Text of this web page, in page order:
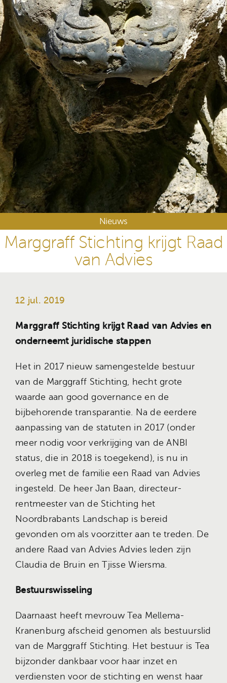
Nieuws
Marggraff Stichting krijgt Raad
van Advies
12 jul. 2019
Marggraff Stichting krijgt Raad van Advies en
onderneemt juridische stappen
Het in 2017 nieuw samengestelde bestuur
van de Marggraff Stichting, hecht grote
waarde aan good governance en de
bijbehorende transparantie. Na de eerdere
aanpassing van de statuten in 2017 (onder
meer nodig voor verkrijging van de ANBI
status, die in 2018 is toegekend), is nu in
overleg met de familie een Raad van Advies
ingesteld. De heer Jan Baan, directeur-
rentmeester van de Stichting het
Noordbrabants Landschap is bereid
gevonden om als voorzitter aan te treden. De
andere Raad van Advies Advies leden zijn
Claudia de Bruin en Tjisse Wiersma.
Bestuurswisseling
Daarnaast heeft mevrouw Tea Mellema-
Kranenburg afscheid genomen als bestuurslid
van de Marggraff Stichting. Het bestuur is Tea
bijzonder dankbaar voor haar inzet en
verdiensten voor de stichting en wenst haar